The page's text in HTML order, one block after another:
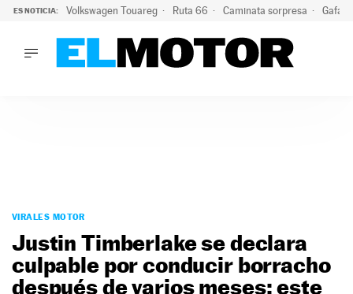
ES NOTICIA: Volkswagen Touareg Ruta 66 Caminata sorpresa Gafas
PODCAST
MOTOS
TECNOLOGÍA
SUPERCOCHES
VIRALES MOTOR
Justin Timberlake se declara
culpable por conducir borracho
después de varios meses: este